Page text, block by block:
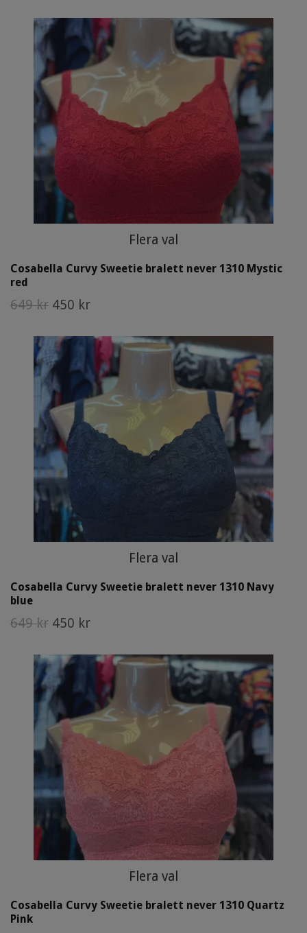
Flera val
Cosabella Curvy Sweetie bralett never 1310 Mystic
red
649 kr 450 kr
Flera val
Cosabella Curvy Sweetie bralett never 1310 Navy
blue
649 kr 450 kr
Flera val
Cosabella Curvy Sweetie bralett never 1310 Quartz
Pink